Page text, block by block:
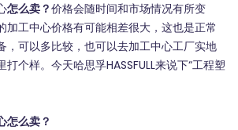
怎么卖？价格会随时间和市场情况有所变
加工中心价格有可能相差很大，这也是正常
，可以多比较，也可以去加工中心工厂实地
个样。今天哈思孚HASSFULL来说下“工程塑
怎么卖？